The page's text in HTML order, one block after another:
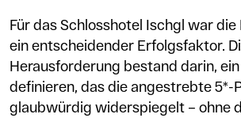
Für das Schlosshotel Ischgl war
ein entscheidender Erfolgsfaktor.
Herausforderung bestand darin,
definieren, das die angestrebte 5*-
glaubwürdig widerspiegelt – ohne